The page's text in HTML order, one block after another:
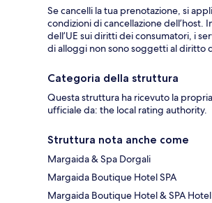
Se cancelli la tua prenotazione, si
condizioni di cancellazione dell’host.
dell’UE sui diritti dei consumatori, i
di alloggi non sono soggetti al diritto
Categoria della struttura
Questa struttura ha ricevuto la
ufficiale da: the local rating authority.
Struttura nota anche come
Margaida & Spa Dorgali
Margaida Boutique Hotel SPA
Margaida Boutique Hotel & SPA Hotel